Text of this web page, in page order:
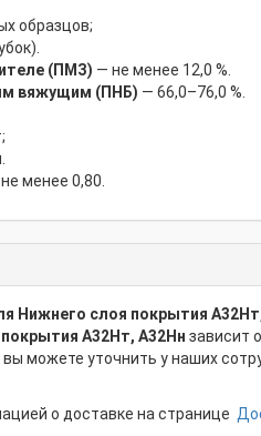
образцов;
(ПМЗ) — не менее 12,0 %.
вяжущим (ПНБ) — 66,0–76,0 %.
менее 0,80.
Нижнего слоя покрытия
А32Нт, А32Нн зависит
вы можете уточнить у наших
о доставке на странице